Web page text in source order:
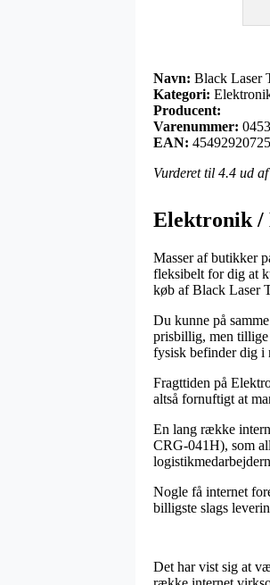
Navn: Black Laser
Kategori:
Producent:
Varenummer:
EAN:
Vurderet til 4.4 ud
Elektronik /
Masser af butikker
fleksibelt for dig at
køb af Black Laser
Du kunne på
prisbillig, men tillige
fysisk befinder dig i
Fragttiden på
altså fornuftigt at
En lang række
CRG-041H), som
Nogle få internet
billigste slags
Det har vist sig at